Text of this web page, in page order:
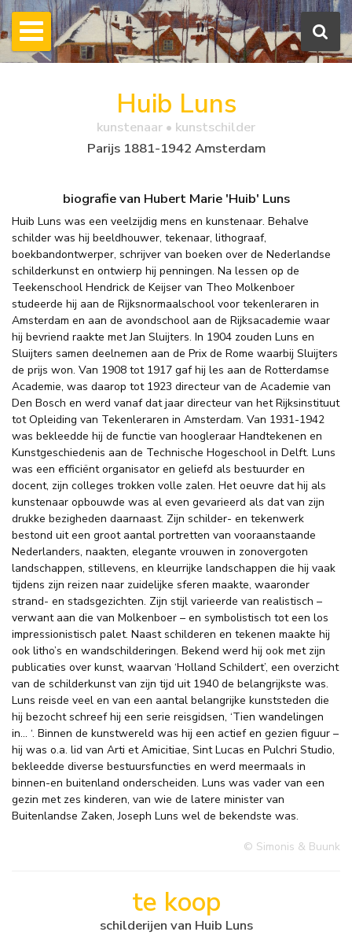
Huib Luns
kunstenaar • kunstschilder
Parijs 1881-1942 Amsterdam
biografie van Hubert Marie 'Huib' Luns
Huib Luns was een veelzijdig mens en kunstenaar. Behalve
schilder was hij beeldhouwer, tekenaar, lithograaf,
boekbandontwerper, schrijver van boeken over de Nederlandse
schilderkunst en ontwierp hij penningen. Na lessen op de
Teekenschool Hendrick de Keijser van Theo Molkenboer
studeerde hij aan de Rijksnormaalschool voor tekenleraren in
Amsterdam en aan de avondschool aan de Rijksacademie waar
hij bevriend raakte met Jan Sluijters. In 1904 zouden Luns en
Sluijters samen deelnemen aan de Prix de Rome waarbij Sluijters
de prijs won. Van 1908 tot 1917 gaf hij les aan de Rotterdamse
Academie, was daarop tot 1923 directeur van de Academie van
Den Bosch en werd vanaf dat jaar directeur van het Rijksinstituut
tot Opleiding van Tekenleraren in Amsterdam. Van 1931-1942
was bekleedde hij de functie van hoogleraar Handtekenen en
Kunstgeschiedenis aan de Technische Hogeschool in Delft. Luns
was een efficiënt organisator en geliefd als bestuurder en
docent, zijn colleges trokken volle zalen. Het oeuvre dat hij als
kunstenaar opbouwde was al even gevarieerd als dat van zijn
drukke bezigheden daarnaast. Zijn schilder- en tekenwerk
bestond uit een groot aantal portretten van vooraanstaande
Nederlanders, naakten, elegante vrouwen in zonovergoten
landschappen, stillevens, en kleurrijke landschappen die hij vaak
tijdens zijn reizen naar zuidelijke sferen maakte, waaronder
strand- en stadsgezichten. Zijn stijl varieerde van realistisch –
verwant aan die van Molkenboer – en symbolistisch tot een los
impressionistisch palet. Naast schilderen en tekenen maakte hij
ook litho’s en wandschilderingen. Bekend werd hij ook met zijn
publicaties over kunst, waarvan ‘Holland Schildert’, een overzicht
van de schilderkunst van zijn tijd uit 1940 de belangrijkste was.
Luns reisde veel en van een aantal belangrijke kunststeden die
hij bezocht schreef hij een serie reisgidsen, ‘Tien wandelingen
in... ‘. Binnen de kunstwereld was hij een actief en gezien figuur –
hij was o.a. lid van Arti et Amicitiae, Sint Lucas en Pulchri Studio,
bekleedde diverse bestuursfuncties en werd meermaals in
binnen-en buitenland onderscheiden. Luns was vader van een
gezin met zes kinderen, van wie de latere minister van
Buitenlandse Zaken, Joseph Luns wel de bekendste was.
© Simonis & Buunk
te koop
schilderijen van Huib Luns